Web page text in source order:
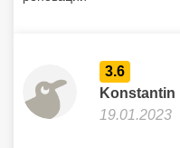
худший шведский стол из
мясо 😬 Номер 217. В
кровати. Старое, рваное
постоянно протечки из